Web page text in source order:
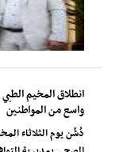
انطلاق المخيم
واسع من المواطنين
دُشّن يوم الثلاثاء